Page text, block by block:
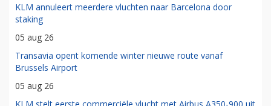
KLM annuleert meerdere vluchten naar Barcelona door
staking
05 aug 26
Transavia opent komende winter nieuwe route vanaf
Brussels Airport
05 aug 26